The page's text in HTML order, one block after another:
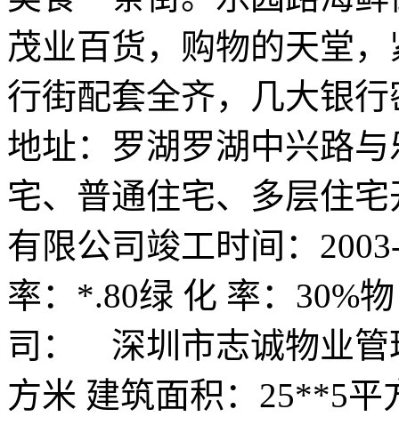
茂业百货，购物的天堂
行街配套全齐，几大银
地址：罗湖罗湖中兴路
宅、普通住宅、多层住
有限公司竣工时间：
率：*.80绿 化 率：30%
司： 深圳市志诚物业管
方米 建筑面积：25**5平